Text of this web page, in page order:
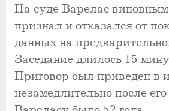
На суде Варелас виновным
признал и отказался от
данных на
Заседание длилось 15
Приговор был приведен в
незамедлительно после